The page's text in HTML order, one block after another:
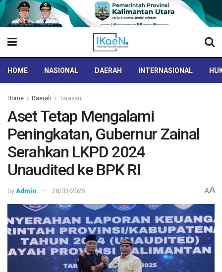
HOME NASIONAL DAERAH INTERNASIONAL
Home Daerah Tarakan
Aset Tetap Mengalami
Peningkatan, Gubernur Zainal
Serahkan LKPD 2024
Unaudited ke BPK RI
by Admin 28/03/2025 AA